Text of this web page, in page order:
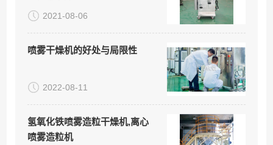
2021-08-06
喷雾干燥机的好处与局限性
2022-08-11
氢氧化铁喷雾造粒干燥机,离心
喷雾造粒机